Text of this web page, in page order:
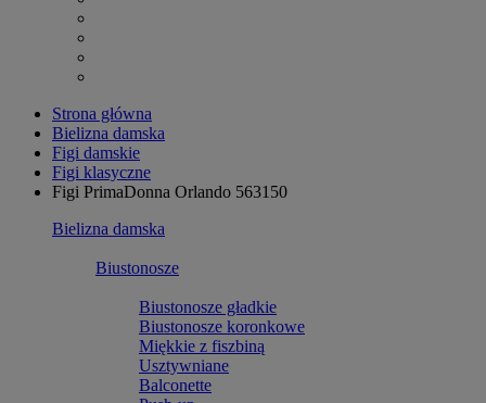
Strona główna
Bielizna damska
Figi damskie
Figi klasyczne
Figi PrimaDonna Orlando 563150
Bielizna damska
Biustonosze
Biustonosze gładkie
Biustonosze koronkowe
Miękkie z fiszbiną
Usztywniane
Balconette